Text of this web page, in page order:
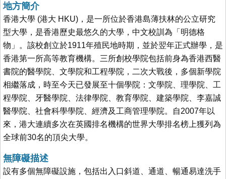
地方簡介
香港大學 (港大 HKU)，是一所位於香港島薄扶林的公立研究
型大學，是香港歷史最悠久的大學，中文校訓為「明德格
物」。該校創立於1911年殖民地時期，並於翌年正式辦學，是
香港第一所高等教育機構。三所創校學院包括前身為香港西醫
書院的醫學院、文學院和工程學院，二次大戰後，多個新學院
相繼落成，時至今天已發展至十個學院：文學院、理學院、工
程學院、牙醫學院、法律學院、教育學院、建築學院、李嘉誠
醫學院、社會科學學院、經濟及工商管理學院。自2007年以
來，港大連續多次在英國排名機構的世界大學排名榜上獲列為
全球前30名的頂尖大學。
無障礙描述
設有多個無障礙設施，包括出入口斜道、通道、暢通易達洗手